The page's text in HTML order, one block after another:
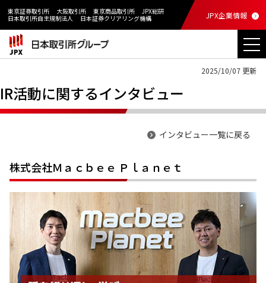
東京証券取引所 大阪取引所 東京商品取引所
JPX総研
日本取引所自主規制法人
日本証券クリアリング機構 JPX企業情報
2025/10/07 更新
IR活動に関するインタビュー
インタビュー一覧に戻る
株式会社Ｍａｃｂｅｅ Ｐｌａｎｅｔ